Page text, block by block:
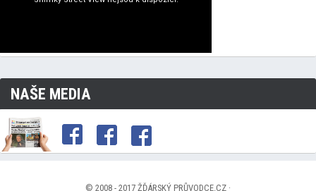
NAŠE MEDIA
© 2008 - 2017 ŽĎÁRSKÝ PRŮVODCE.CZ ·